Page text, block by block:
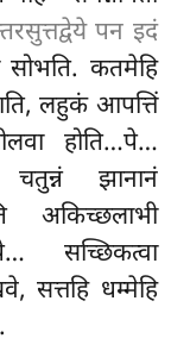
पन इदं
सोभति. कतमेहि
लहुकं आपत्तिं
होति…पे…
झानानं
अकिच्छलाभी
सच्छिकत्वा
सत्तहि धम्मेहि